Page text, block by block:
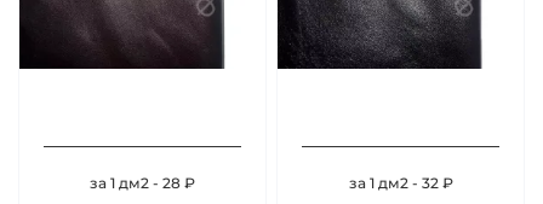
за 1 дм2 - 28 ₽ за 1 дм2 - 32 ₽